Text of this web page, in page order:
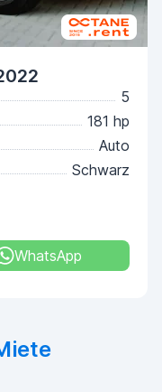
5
181 hp
Auto
Schwarz
WhatsApp